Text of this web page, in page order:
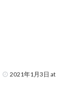
2021年1月3日 at